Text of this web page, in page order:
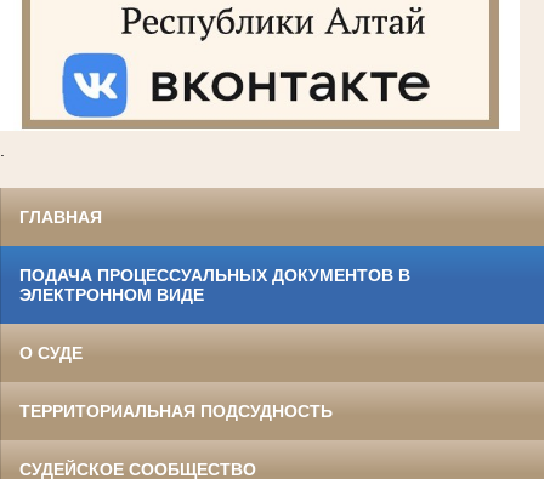
ГЛАВНАЯ
ПОДАЧА ПРОЦЕССУАЛЬНЫХ ДОКУМЕНТОВ В
ЭЛЕКТРОННОМ ВИДЕ
О СУДЕ
ТЕРРИТОРИАЛЬНАЯ ПОДСУДНОСТЬ
СУДЕЙСКОЕ СООБЩЕСТВО